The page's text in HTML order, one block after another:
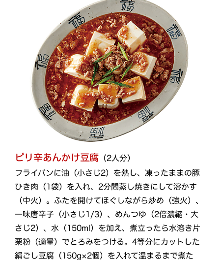
ピリ辛あんかけ豆腐 （2人分）
フライパンに油（小さじ2）を熱し、凍ったままの豚
ひき肉（1袋）を入れ、2分間蒸し焼きにして溶かす
（中火）。ふたを開けてほぐしながら炒め（強火）、
一味唐辛子（小さじ1/3）、めんつゆ（2倍濃縮・大
さじ2）、水（150ml）を加え、煮立ったら水溶き片
栗粉（適量）でとろみをつける。4等分にカットした
絹ごし豆腐（150g×2個）を入れて温まるまで煮た